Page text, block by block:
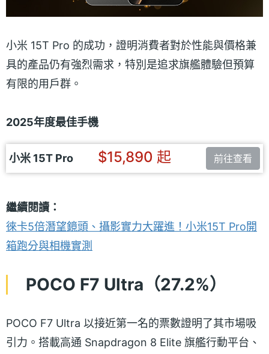
小米 15T Pro 的成功，證明消費者對於性能與價格兼
具的產品仍有強烈需求，特別是追求旗艦體驗但預算
有限的用戶群。
2025年度最佳手機
小米 15T Pro $15,890 起 前往查看
繼續閱讀：
徠卡5倍潛望鏡頭、攝影實力大躍進！小米15T Pro開
箱跑分與相機實測
POCO F7 Ultra（27.2%）
POCO F7 Ultra 以接近第一名的票數證明了其市場吸
引力。搭載高通 Snapdragon 8 Elite 旗艦行動平台、